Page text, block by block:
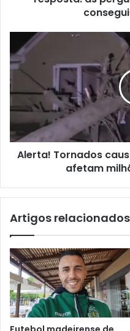
Alerta! Tornados
afetam
Artigos relacionados